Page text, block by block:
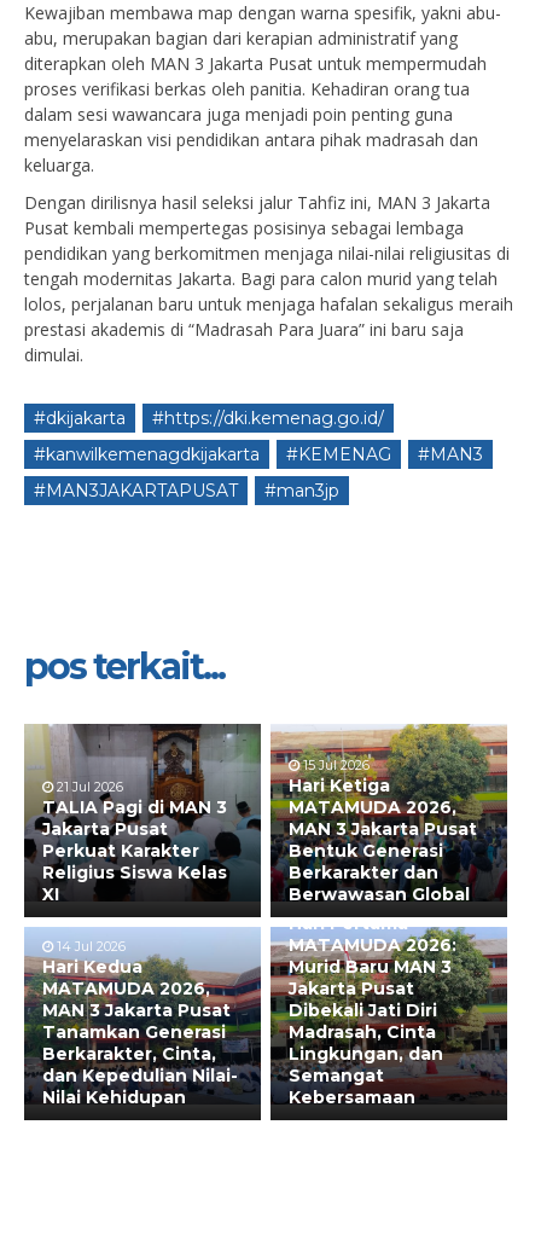
Kewajiban membawa map dengan warna spesifik, yakni abu-
abu, merupakan bagian dari kerapian administratif yang
diterapkan oleh MAN 3 Jakarta Pusat untuk mempermudah
proses verifikasi berkas oleh panitia. Kehadiran orang tua
dalam sesi wawancara juga menjadi poin penting guna
menyelaraskan visi pendidikan antara pihak madrasah dan
keluarga.
Dengan dirilisnya hasil seleksi jalur Tahfiz ini, MAN 3 Jakarta
Pusat kembali mempertegas posisinya sebagai lembaga
pendidikan yang berkomitmen menjaga nilai-nilai religiusitas di
tengah modernitas Jakarta. Bagi para calon murid yang telah
lolos, perjalanan baru untuk menjaga hafalan sekaligus meraih
prestasi akademis di “Madrasah Para Juara” ini baru saja
dimulai.
#dkijakarta
#https://dki.kemenag.go.id/
#kanwilkemenagdkijakarta
#KEMENAG
#MAN3
#MAN3JAKARTAPUSAT
#man3jp
pos terkait...
21 Jul 2026
TALIA Pagi di MAN 3
Jakarta Pusat
Perkuat Karakter
Religius Siswa Kelas
XI
15 Jul 2026
Hari Ketiga
MATAMUDA 2026,
MAN 3 Jakarta Pusat
Bentuk Generasi
Berkarakter dan
Berwawasan Global
14 Jul 2026
Hari Kedua
MATAMUDA 2026,
MAN 3 Jakarta Pusat
Tanamkan Generasi
Berkarakter, Cinta,
dan Kepedulian Nilai-
Nilai Kehidupan
13 Jul 2026
Hari Pertama
MATAMUDA 2026:
Murid Baru MAN 3
Jakarta Pusat
Dibekali Jati Diri
Madrasah, Cinta
Lingkungan, dan
Semangat
Kebersamaan